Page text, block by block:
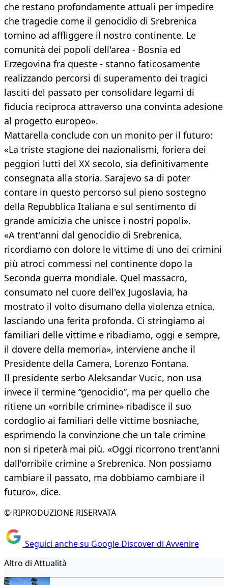
che restano profondamente attuali per impedire
che tragedie come il genocidio di Srebrenica
tornino ad affliggere il nostro continente. Le
comunità dei popoli dell'area - Bosnia ed
Erzegovina fra queste - stanno faticosamente
realizzando percorsi di superamento dei tragici
lasciti del passato per consolidare legami di
fiducia reciproca attraverso una convinta adesione
al progetto europeo».
Mattarella conclude con un monito per il futuro:
«La triste stagione dei nazionalismi, foriera dei
peggiori lutti del XX secolo, sia definitivamente
consegnata alla storia. Sarajevo sa di poter
contare in questo percorso sul pieno sostegno
della Repubblica Italiana e sul sentimento di
grande amicizia che unisce i nostri popoli».
«A trent'anni dal genocidio di Srebrenica,
ricordiamo con dolore le vittime di uno dei crimini
più atroci commessi nel continente dopo la
Seconda guerra mondiale. Quel massacro,
consumato nel cuore dell'ex Jugoslavia, ha
mostrato il volto disumano della violenza etnica,
lasciando una ferita profonda. Ci stringiamo ai
familiari delle vittime e ribadiamo, oggi e sempre,
il dovere della memoria», interviene anche il
Presidente della Camera, Lorenzo Fontana.
Il presidente serbo Aleksandar Vucic, non usa
invece il termine “genocidio”, ma per quello che
ritiene un «orribile crimine» ribadisce il suo
cordoglio ai familiari delle vittime bosniache,
esprimendo la convinzione che un tale crimine
non si ripeterà mai più. «Oggi ricorrono trent'anni
dall'orribile crimine a Srebrenica. Non possiamo
cambiare il passato, ma dobbiamo cambiare il
futuro», dice.
© RIPRODUZIONE RISERVATA
Seguici anche su Google Discover di Avvenire
Altro di Attualità